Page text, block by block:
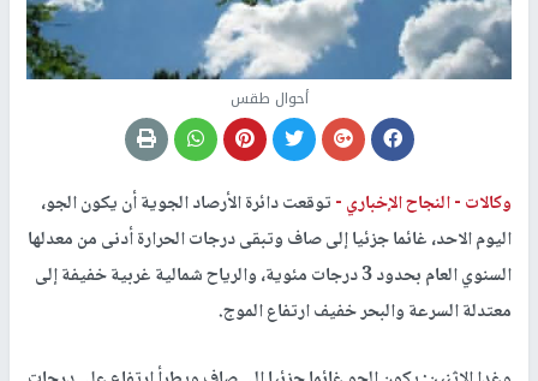
أحوال طقس
وكالات -النجاح الإخباري -توقعت دائرة الأرصاد الجوية أن يكون الجو،
اليوم الاحد، غائما جزئيا إلى صاف وتبقى درجات الحرارة أدنى من معدلها
السنوي العام بحدود 3 درجات مئوية، والرياح شمالية غربية خفيفة إلى
معتدلة السرعة والبحر خفيف ارتفاع الموج.